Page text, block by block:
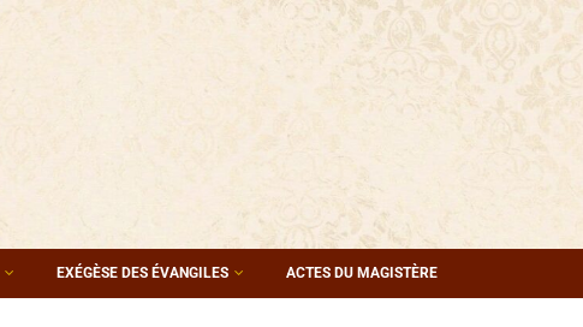
EXÉGÈSE DES ÉVANGILES ACTES DU MAGISTÈRE